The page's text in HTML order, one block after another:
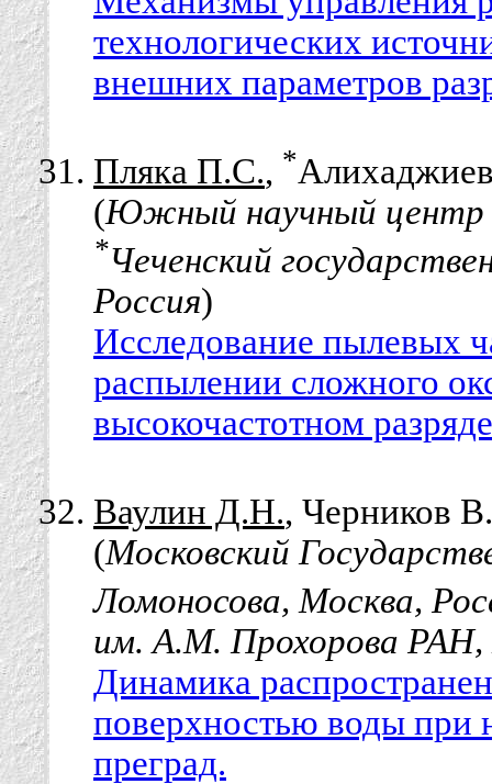
технологических
внешних параметров
Пляка П.С., *
(Южный научный центр
*Чеченский
Россия)
Исследование пылевых
распылении сложного
высокочастотном
Ваулин Д.Н., Черников
(Московский
Ломоносова, Москва,
им. А.М. Прохорова РАН,
Динамика
поверхностью воды при
преград.